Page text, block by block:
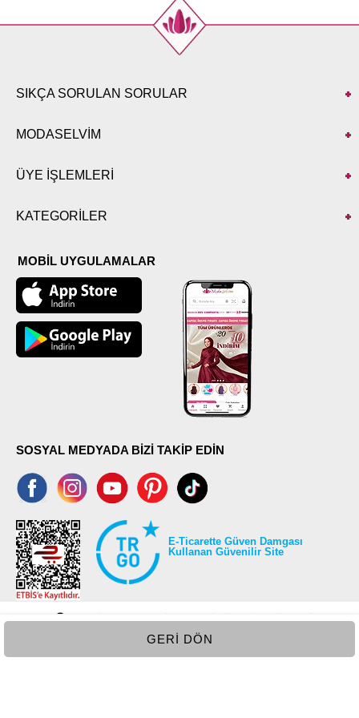
GERI DÖN
SIKÇA SORULAN SORULAR
MODASELVİM
ÜYE İŞLEMLERİ
KATEGORİLER
MOBİL UYGULAMALAR
SOSYAL MEDYADA BİZİ TAKİP EDİN
E-Ticarette Güven Damgası
Kullanan Güvenilir Site